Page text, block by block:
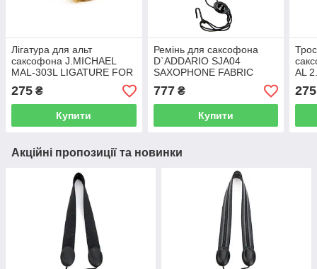
Лігатура для альт
саксофона J.MICHAEL
MAL-303L LIGATURE FOR
ALTO SAX (GOLD)
275 ₴
Купити
Ремінь для саксофона
D`ADDARIO SJA04
SAXOPHONE FABRIC
NECK STRAP
ALTO/SOPRANO (JAZZ
STRIPE 1)
777₴
Купити
AL
BOX
275
Акційні пропозиції та новинки